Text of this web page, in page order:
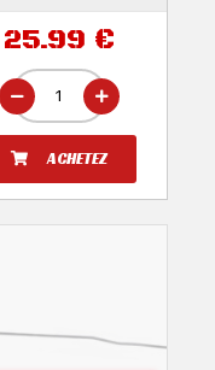
SPARCO
25.99 €
ACHETEZ